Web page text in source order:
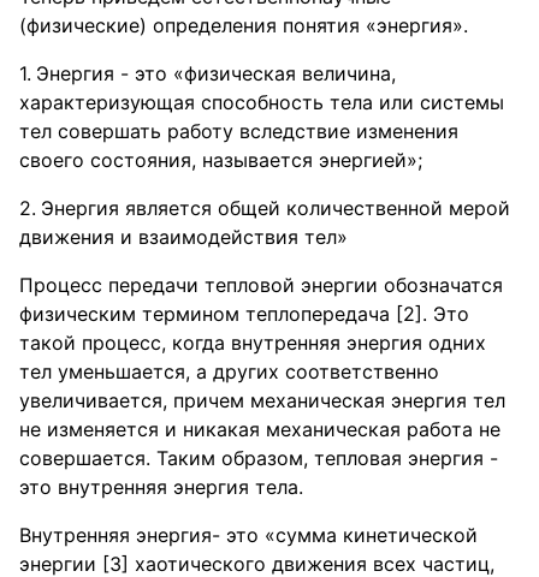
(физические) определения понятия «энергия».
Энергия - это «физическая величина,
характеризующая способность тела или системы
тел совершать работу вследствие изменения
своего состояния, называется энергией»;
Энергия является общей количественной мерой
движения и взаимодействия тел»
Процесс передачи тепловой энергии обозначатся
физическим термином теплопередача [2]. Это
такой процесс, когда внутренняя энергия одних
тел уменьшается, а других соответственно
увеличивается, причем механическая энергия тел
не изменяется и никакая механическая работа не
совершается. Таким образом, тепловая энергия -
это внутренняя энергия тела.
Внутренняя энергия- это «сумма кинетической
энергии [3] хаотического движения всех частиц,